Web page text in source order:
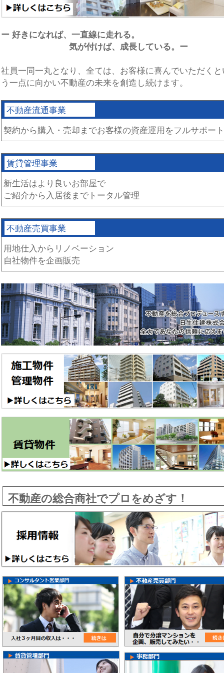
ー 好きになれば、一直線に走れる。
気が付けば、成長している。ー
社員一同一丸となり、全ては、お客様に喜んでいただく
う一点に向かい不動産の未来を創造し続けます。
不動産流通事業
契約から購入・売却までお客様の資産運用をフルサポート
賃貸管理事業
新生活はより良いお部屋で
ご紹介から入居後までトータル管理
不動産売買事業
用地仕入からリノベーション
自社物件を企画販売
不動産の総合商社でプロをめざす！